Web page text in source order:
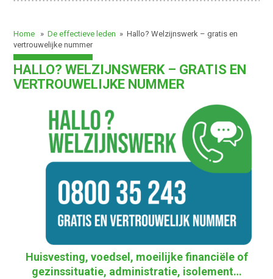
Home »De effectieve leden »Hallo? Welzijnswerk – gratis en
vertrouwelijke nummer
HALLO? WELZIJNSWERK – GRATIS EN
VERTROUWELIJKE NUMMER
Huisvesting, voedsel, moeilijke financiële of
gezinssituatie, administratie, isolement…